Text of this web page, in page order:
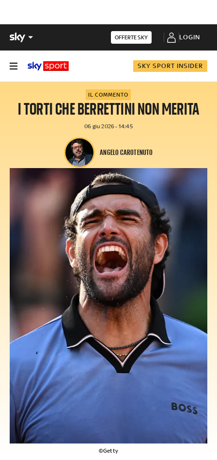
OFFERTE SKY LOGIN
SKY SPORT INSIDER
IL COMMENTO
I TORTI CHE BERRETTINI NON MERITA
06 giu 2026 - 14:45
ANGELO CAROTENUTO
©Getty